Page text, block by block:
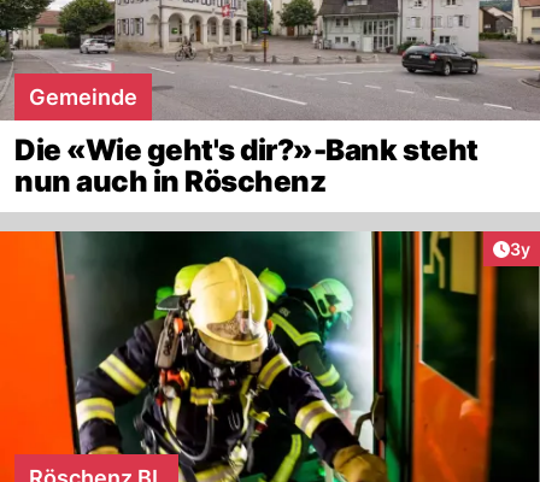
Gemeinde
Die «Wie geht's dir?»-Bank steht
nun auch in Röschenz
3y